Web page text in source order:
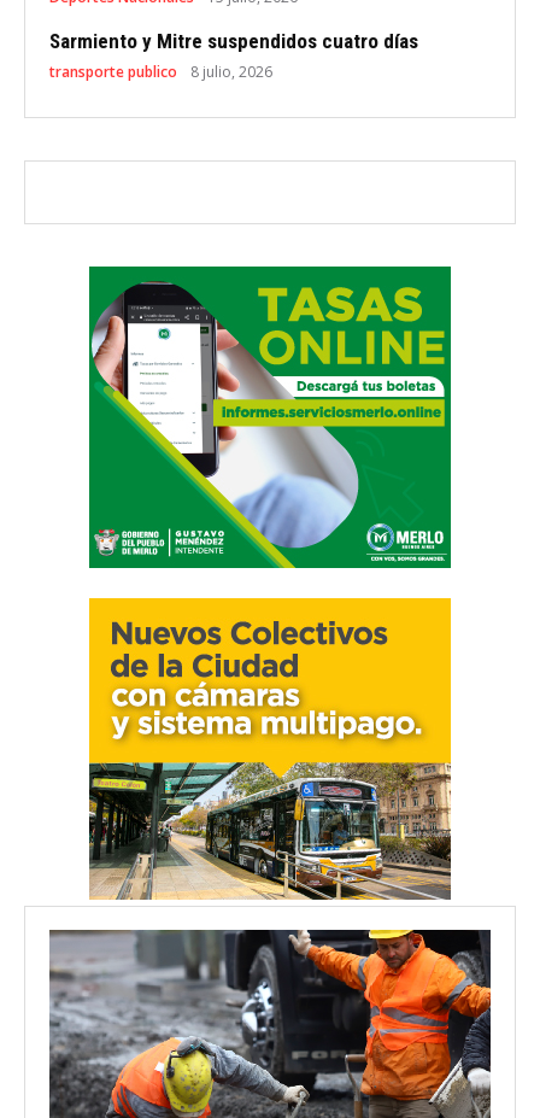
Sarmiento y Mitre suspendidos cuatro días
transporte publico 8 julio, 2026